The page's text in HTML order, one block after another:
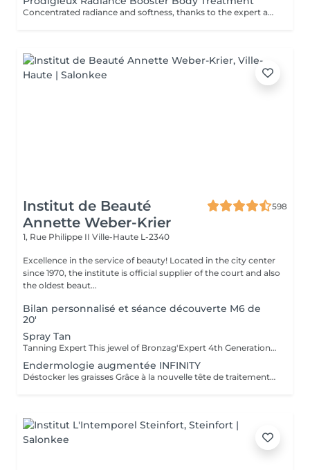
Concentrated radiance and softness, thanks to the expert application of a unique, aromatic scrub made with flowers, foliage, fibres and fruits
Institut de Beauté
Annette Weber-Krier
598
1, Rue Philippe II Ville-Haute L-2340
Excellence in the service of beauty! Located in the city center
since 1970, the institute is official supplier of the court and also
the oldest beaut...
Bilan personnalisé et séance découverte M6 de
20'
Spray Tan
Tanning Expert This jewel of Bronzag'Expert 4th Generation technology, working with our lotion, offers a tailor-made tan without UV exposure. Thanks to its 99% natural composition containing a melanin activator and moisturizing active ingredients, you will find tanned, revitalized and plumped skin.
Endermologie augmentée INFINITY
Déstocker les graisses Grâce à la nouvelle tête de traitement brevetée Alliance, endermologie® permet de cibler et daffiner les zones rebelles à lexercice et à lhygiène alimentaire (bras, dos, ventre, taille, cuisses..) tout en sadaptant précisément aux besoins de chaque peau. Lisser la cellulite La cellulite, qui touche 90 % des femmes même les plus minces et les plus sportives, résulte à la fois dun stockage de graisses dans les adipocytes (cellules graisseuses) et dune rétention deau tout autour. Raffermir la peau Variations de poids, grossesses, temps qui passe la peau perd progressivement de sa tonicité et de sa souplesse. Même si ce relâchement cutané concerne tout le corps, certaines zones y sont plus sensibles : intérieur des cuisses, ventre, bras, etc Retrouver des jambes légères Jambes lourdes et douloureuses, chevilles ou pieds gonflés ces symptômes traduisent une mauvaise circulation sanguine et lymphatique. Les toxines saccumulent dans lorganisme, ce qui explique de telles variations de volume en une même journée ou à différents moments du cycle féminin. Bien-être Découvrez des parcours de soins au concept exclusif, pour une efficacité et une détente incomparables.